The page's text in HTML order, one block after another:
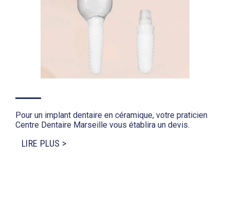
Pour un implant dentaire en céramique, votre praticien
Centre Dentaire Marseille vous établira un devis.
LIRE PLUS >